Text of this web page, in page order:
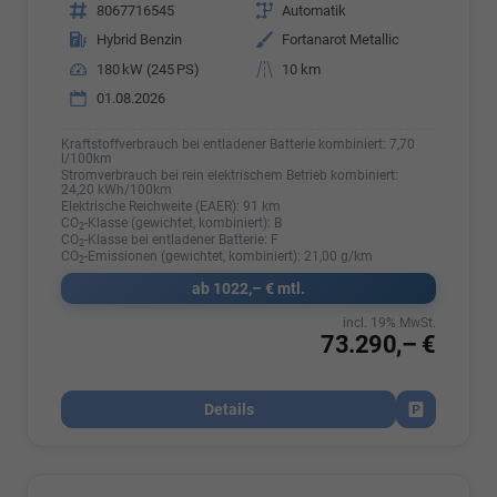
Fahrzeugnr. 8067716545 Getriebe Automatik
Kraftstoff
Hybrid Benzin Außenfarbe
Fortanarot Metallic
Leistung
180 kW (245 PS) Kilometerstand
10 km
01.08.2026
Kraftstoffverbrauch bei entladener Batterie kombiniert:7,70
l/100km
Stromverbrauch bei rein elektrischem Betrieb kombiniert:
24,20 kWh/100km
Elektrische Reichweite (EAER): 91 km
CO2-Klasse (gewichtet, kombiniert): B
CO2-Klasse bei entladener Batterie: F
CO2-Emissionen (gewichtet, kombiniert): 21,00 g/km
ab 1022,– € mtl.
73.290,– €
incl. 19% MwSt.
Details
Fahrzeug